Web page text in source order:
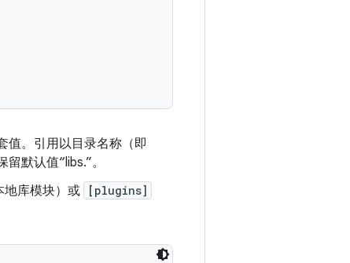
值。引用以目录名称（即
默认值“libs.”。
地库模块）或 [plugins]